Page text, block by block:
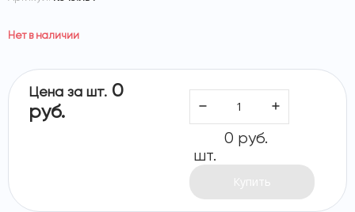
Нет в наличии
Цена за шт. 0
руб.
шт.
0 руб.
Купить